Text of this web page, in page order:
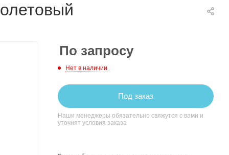
По запросу
Нет в наличии
Под заказ
Наши менеджеры обязательно свяжутся с вами и
уточнят условия заказа